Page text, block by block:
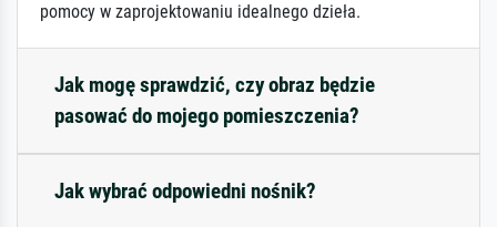
pomocy w zaprojektowaniu idealnego dzieła.
Jak mogę sprawdzić, czy obraz będzie
pasować do mojego pomieszczenia?
Jak wybrać odpowiedni nośnik?